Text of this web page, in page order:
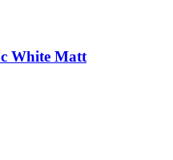
White Matt